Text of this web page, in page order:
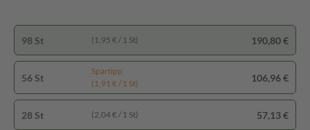
98 St (1,95 € / 1 St) 190,80 €
56 St
Spartipp
(1,91 € / 1 St)
106,96 €
28 St (2,04 € / 1 St) 57,13 €